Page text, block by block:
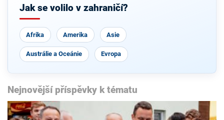
Jak se volilo v zahraničí?
Afrika Amerika Asie
Austrálie a Oceánie Evropa
Nejnovější příspěvky k tématu